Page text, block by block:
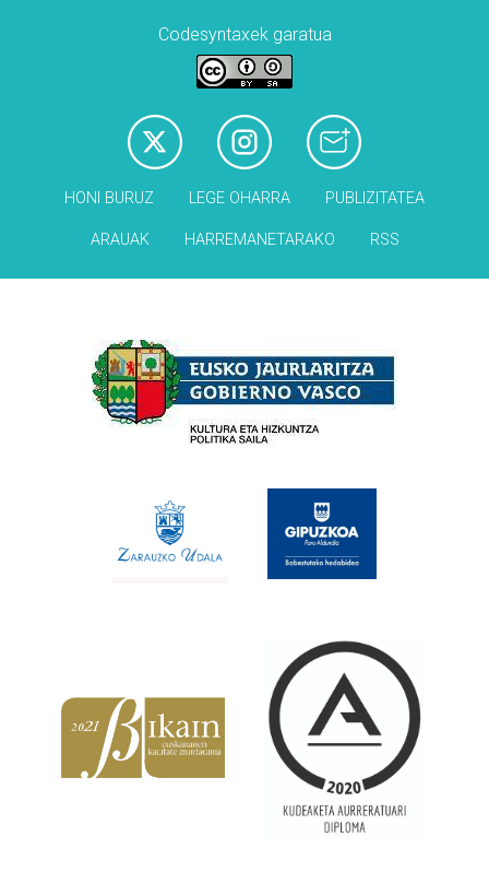
Codesyntaxek garatua
HONI BURUZ LEGE OHARRA PUBLIZITATEA
ARAUAK HARREMANETARAKO RSS